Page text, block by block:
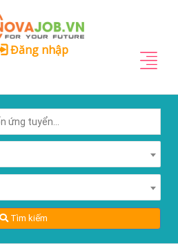
Đăng nhập
Tìm kiếm